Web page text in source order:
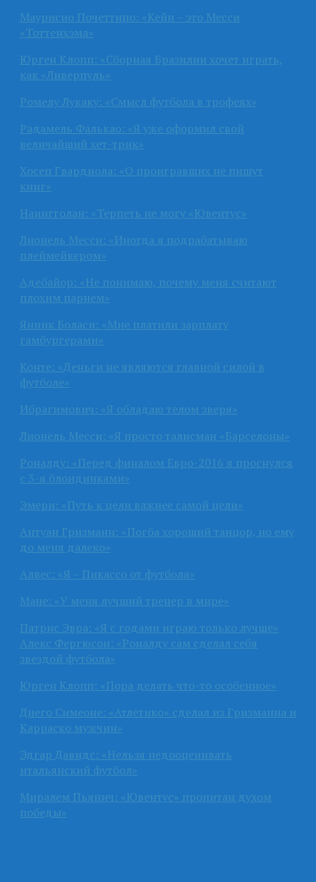
Маурисио Почеттино: «Кейн – это Месси
«Тоттенхэма»
Юрген Клопп: «Сборная Бразилии хочет играть,
как «Ливерпуль»
Ромелу Лукаку: «Смысл футбола в трофеях»
Радамель Фалькао: «Я уже оформил свой
величайший хет-трик»
Хосеп Гвардиола: «О проигравших не пишут
книг»
Наингголан: «Терпеть не могу «Ювентус»
Лионель Месси: «Иногда я подрабатываю
плеймейкером»
Адебайор: «Не понимаю, почему меня считают
плохим парнем»
Янник Боласи: «Мне платили зарплату
гамбургерами»
Конте: «Деньги не являются главной силой в
футболе»
Ибрагимович: «Я обладаю телом зверя»
Лионель Месси: «Я просто талисман «Барселоны»
Роналду: «Перед финалом Евро-2016 я проснулся
с 3-я блондинками»
Эмери: «Путь к цели важнее самой цели»
Антуан Гризманн: «Погба хороший танцор, но ему
до меня далеко»
Алвес: «Я – Пикассо от футбола»
Мане: «У меня лучший тренер в мире»
Патрис Эвра: «Я с годами играю только лучше»
Алекс Фергюсон: «Роналду сам сделал себя
звездой футбола»
Юрген Клопп: «Пора делать что-то особенное»
Диего Симеоне: «Атлетико» сделал из Гризманна и
Карраско мужчин»
Эдгар Давидс: «Нельзя недооценивать
итальянский футбол»
Миралем Пьянич: «Ювентус» пропитан духом
победы»